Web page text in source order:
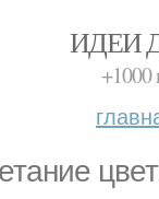
ИДЕИ
+1000